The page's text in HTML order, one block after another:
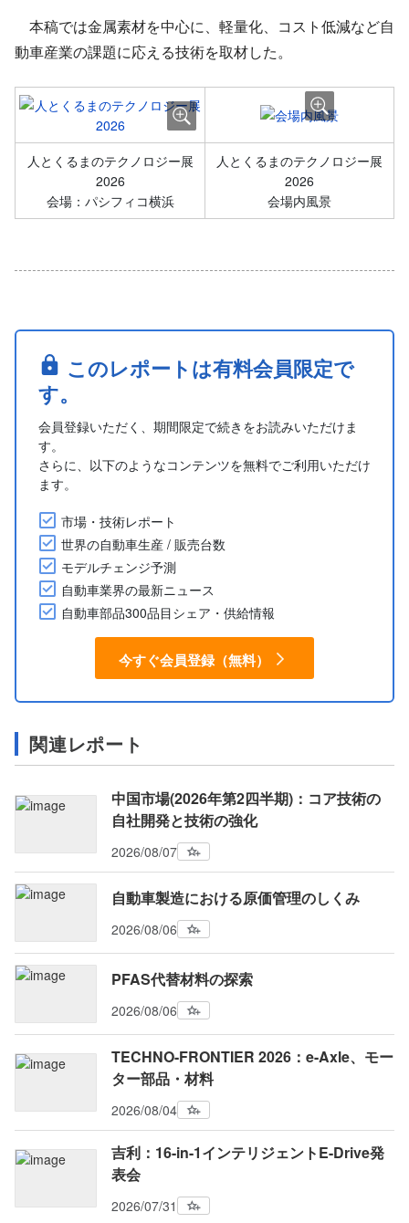
本稿では金属素材を中心に、軽量化、コスト低減など自
動車産業の課題に応える技術を取材した。
人とくるまのテクノロジー展
2026
会場：パシフィコ横浜
人とくるまのテクノロジー展
2026
会場内風景
このレポートは有料会員限定で
す。
会員登録いただく、期間限定で続きをお読みいただけま
す。
さらに、以下のようなコンテンツを無料でご利用いただけ
ます。
市場・技術レポート
世界の自動車生産 / 販売台数
モデルチェンジ予測
自動車業界の最新ニュース
自動車部品300品目シェア・供給情報
今すぐ会員登録（無料）
関連レポート
中国市場(2026年第2四半期)：コア技術の
自社開発と技術の強化
2026/08/07
自動車製造における原価管理のしくみ
2026/08/06
PFAS代替材料の探索
2026/08/06
TECHNO-FRONTIER 2026：e-Axle、モー
ター部品・材料
2026/08/04
吉利：16-in-1インテリジェントE-Drive発
表会
2026/07/31